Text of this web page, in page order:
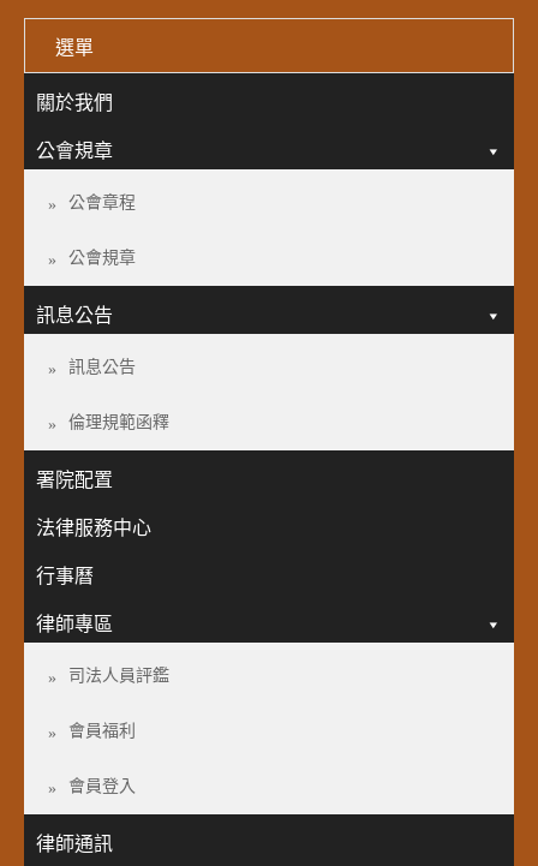
選單
關於我們
公會規章
公會章程
公會規章
訊息公告
訊息公告
倫理規範函釋
署院配置
法律服務中心
行事曆
律師專區
司法人員評鑑
會員福利
會員登入
律師通訊